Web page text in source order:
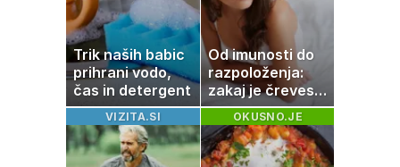
Trik naših babic
prihrani vodo,
čas in detergent
Od imunosti do
razpoloženja:
zakaj je črevesje
v središču
pozornosti
VIZITA.SI OKUSNO.JE